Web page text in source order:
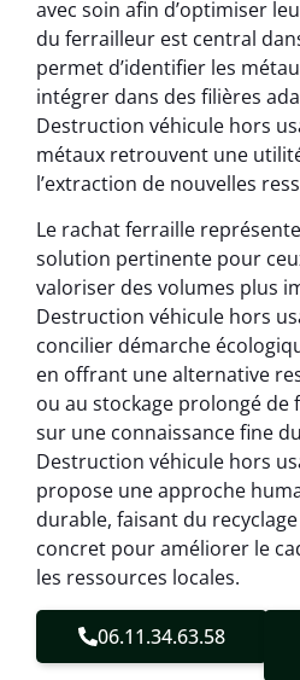
avec soin afin d’optimiser
du ferrailleur est central
permet d’identifier les
intégrer dans des filières
Destruction véhicule hors
métaux retrouvent une
l’extraction de nouvelles
Le rachat ferraille
solution pertinente pour
valoriser des volumes plus
Destruction véhicule hors
concilier démarche
en offrant une alternative
ou au stockage prolongé de
sur une connaissance fine
Destruction véhicule hors
propose une approche
durable, faisant du
concret pour améliorer le
les ressources locales.
06.11.34.63.58